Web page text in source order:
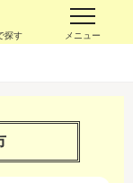
探す メニュー